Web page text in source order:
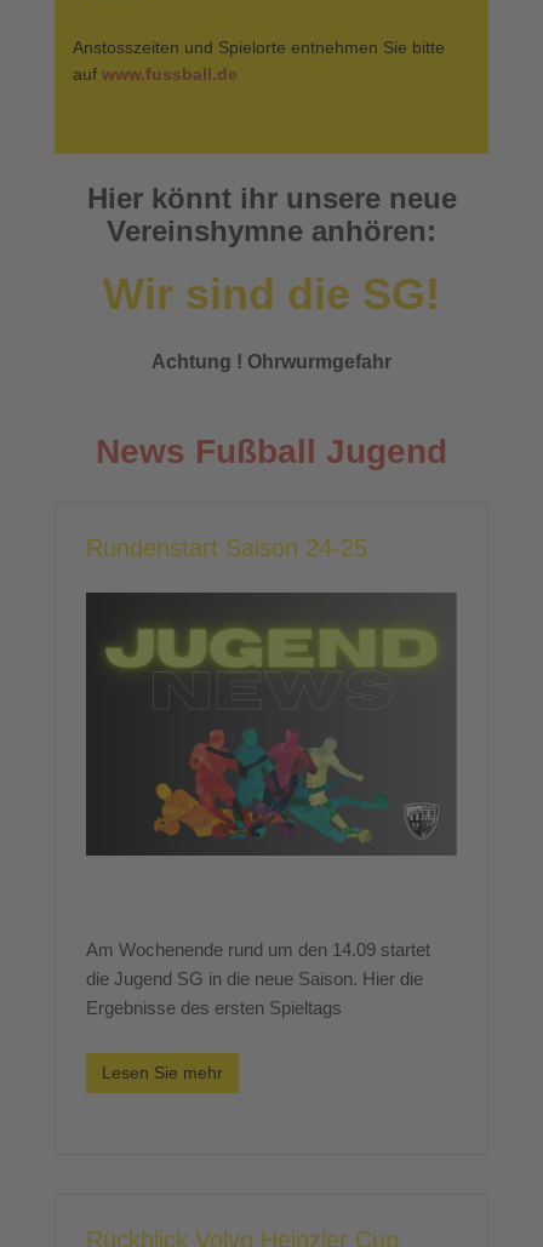
Anstosszeiten und Spielorte entnehmen Sie bitte
auf www.fussball.de
Hier könnt ihr unsere neue
Vereinshymne anhören:
Wir sind die SG!
Achtung ! Ohrwurmgefahr
News Fußball Jugend
Rundenstart Saison 24-25
Am Wochenende rund um den 14.09 startet
die Jugend SG in die neue Saison. Hier die
Ergebnisse des ersten Spieltags
Lesen Sie mehr
Rückblick Volvo Heinzler Cup